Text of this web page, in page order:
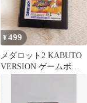
¥499
メダロット2 KABUTO
VERSION ゲームボー